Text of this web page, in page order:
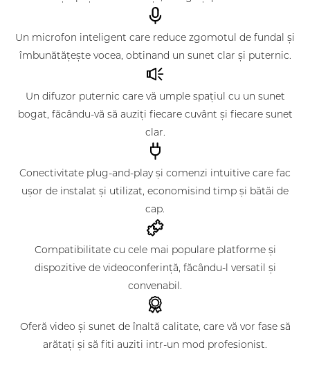
Un microfon inteligent care reduce zgomotul de fundal și
îmbunătățește vocea, obtinand un sunet clar și puternic.
Un difuzor puternic care vă umple spațiul cu un sunet
bogat, făcându-vă să auziți fiecare cuvânt și fiecare sunet
clar.
Conectivitate plug-and-play și comenzi intuitive care fac
ușor de instalat și utilizat, economisind timp și bătăi de
cap.
Compatibilitate cu cele mai populare platforme și
dispozitive de videoconferință, făcându-l versatil și
convenabil.
Oferă video și sunet de înaltă calitate, care vă vor fase să
arătați și să fiti auziti intr-un mod profesionist.